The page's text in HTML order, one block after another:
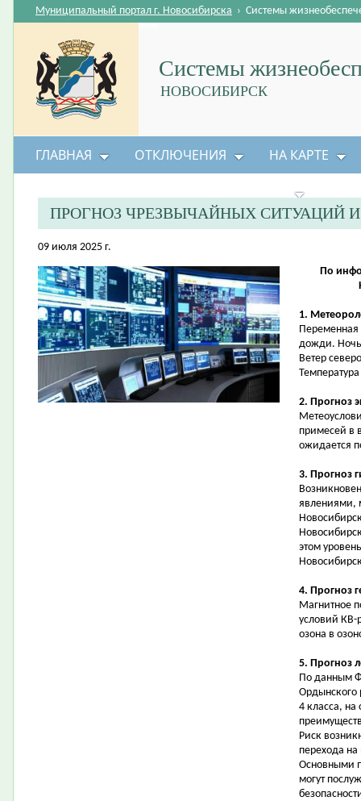
Системы
НОВОСИБИРСК
Муниципальный портал г. Новосибирска › Системы
ГЛАВНАЯ ОТКЛЮЧЕНИЯ НА КАРТЕ
ПРОГНОЗ ЧРЕЗВЫЧАЙНЫХ СИТУАЦИЙ
09 июля 2025 г.
По
1.
Переменная
дожди.
Ветер
2. Прогноз
примесей в
ожидается
3. Прогноз
явлениями,
этом
4. Прогноз
Магнитное
условий КВ-
озона в
5. Прогноз
По данным
Ордынского
4 класса, на
Риск
перехода
Основными
могут